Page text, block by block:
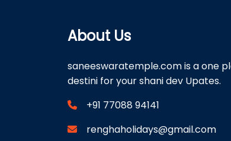
About Us
saneeswaratemple.com is a one
destini for your shani dev Upates.
+91 77088 94141
renghaholidays@gmail.com